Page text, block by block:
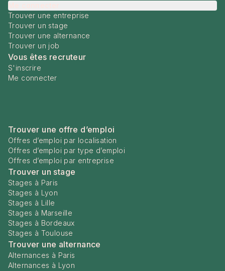
Trouver une entreprise
Trouver un stage
Trouver une alternance
Trouver un job
Vous êtes recruteur
S'inscrire
Me connecter
Trouver une offre d’emploi
Offres d’emploi par localisation
Offres d’emploi par type d’emploi
Offres d’emploi par entreprise
Trouver un stage
Stages à Paris
Stages à Lyon
Stages à Lille
Stages à Marseille
Stages à Bordeaux
Stages à Toulouse
Trouver une alternance
Alternances à Paris
Alternances à Lyon